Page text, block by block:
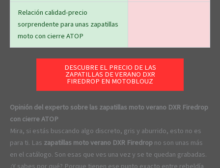
Relación calidad-precio
sorprendente para unas zapatillas
moto con cierre ATOP
DESCUBRE EL PRECIO DE LAS
ZAPATILLAS DE VERANO DXR
FIREDROP EN MOTOBLOUZ
Opinión del experto sobre las zapatillas moto verano DXR Firedrop
con cierre ATOP
Mira, si estás buscando algo discreto, gris y aburrido, esto no es
para ti. Las zapatillas moto verano DXR Firedropno son unas más
en el catálogo. Son esas que ves una vez y se te quedan grabadas.